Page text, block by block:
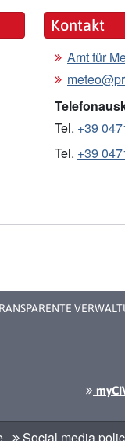
Kontakt
Amt für
Tel. +39
Tel. +39